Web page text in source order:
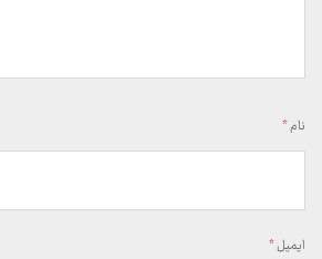
نام*
ایمیل*